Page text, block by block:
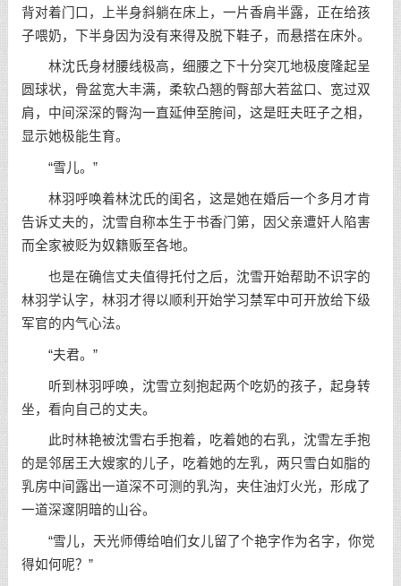
背对着门口，上半身斜躺在床上，一片香肩半露，正在给孩
子喂奶，下半身因为没有来得及脱下鞋子，而悬搭在床外。
林沈氏身材腰线极高，细腰之下十分突兀地极度隆起呈
圆球状，骨盆宽大丰满，柔软凸翘的臀部大若盆口、宽过双
肩，中间深深的臀沟一直延伸至胯间，这是旺夫旺子之相，
显示她极能生育。
“雪儿。”
林羽呼唤着林沈氏的闺名，这是她在婚后一个多月才肯
告诉丈夫的，沈雪自称本生于书香门第，因父亲遭奸人陷害
而全家被贬为奴籍贩至各地。
也是在确信丈夫值得托付之后，沈雪开始帮助不识字的
林羽学认字，林羽才得以顺利开始学习禁军中可开放给下级
军官的内气心法。
“夫君。”
听到林羽呼唤，沈雪立刻抱起两个吃奶的孩子，起身转
坐，看向自己的丈夫。
此时林艳被沈雪右手抱着，吃着她的右乳，沈雪左手抱
的是邻居王大嫂家的儿子，吃着她的左乳，两只雪白如脂的
乳房中间露出一道深不可测的乳沟，夹住油灯火光，形成了
一道深邃阴暗的山谷。
“雪儿，天光师傅给咱们女儿留了个艳字作为名字，你觉
得如何呢？”